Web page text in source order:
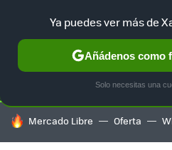
SELECCIÓN GAMING HOME
HOY SE HABLA DE
Mercado Libre Oferta
Ya puedes ver más de
Añádenos como
Solo necesitas una